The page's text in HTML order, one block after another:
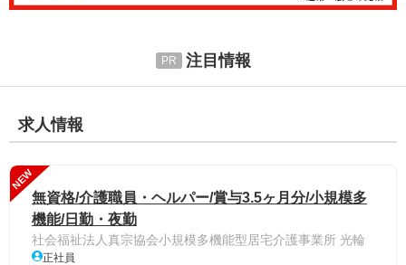
注目情報
求人情報
NEW
無資格/介護職員・ヘルパー/賞与3.5ヶ月分/小規模多
機能/日勤・夜勤
社会福祉法人真宗協会小規模多機能型居宅介護事業所 光輪
正社員